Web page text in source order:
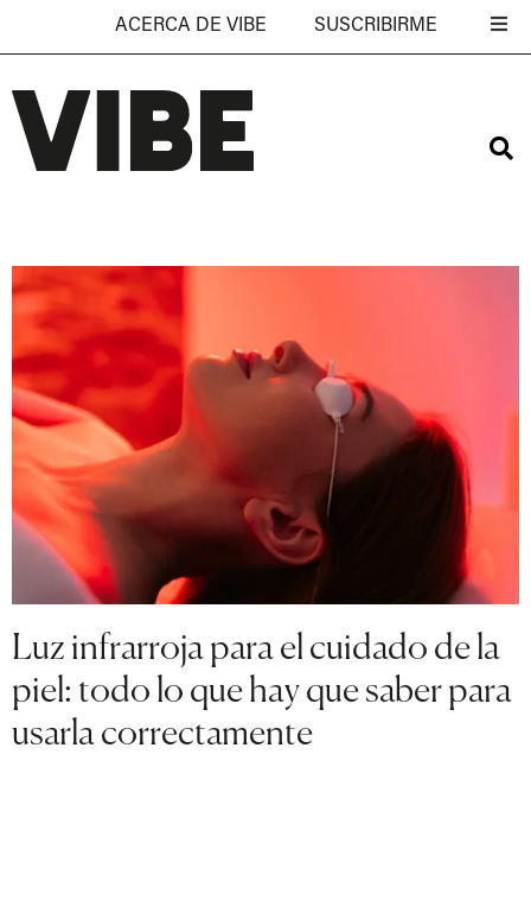
ACERCA DE VIBE SUSCRIBIRME
Luz infrarroja para el cuidado de la
piel: todo lo que hay que saber para
usarla correctamente